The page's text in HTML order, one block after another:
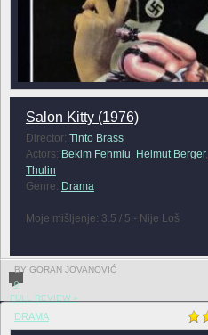
Salon Kitty (1976)
Director: Tinto Brass
Actors: Bekim Fehmiu, Helmut Berger,
Thulin
Genre: Drama
Moje mišljenje: 3.5 / 5 - Nije Loš
BY GORAN JOVANOVIĆ
0
FULL REVIEW »
DRAMA